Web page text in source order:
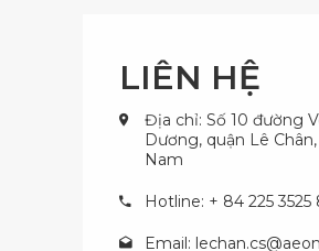
LIÊN HỆ
Địa chỉ: Số 10 đường
Dương, quận Lê
Nam
Hotline: + 84 225 3525
Email: